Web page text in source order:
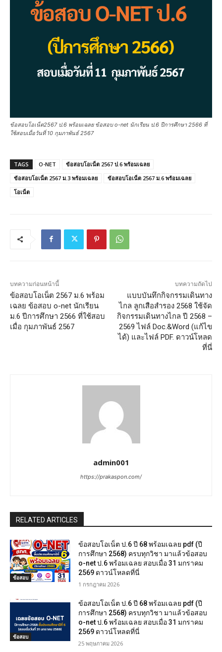
ข้อสอบโอเน็ต2567 ป.6 พร้อมเฉลย ข้อสอบ o-net นักเรียน ป.6 ปีการศึกษา 2566 ที่
ใช้สอบเมื่อวันที่ 10 กุมภาพันธ์ 2567
TAGS O-NET
ข้อสอบโอเน็ต 2567 ป.6 พร้อมเฉลย
ข้อสอบโอเน็ต 2567 ม.3 พร้อมเฉลย
ข้อสอบโอเน็ต 2567 ม.6 พร้อมเฉลย
โอเน็ต
บทความก่อนหน้านี้
ข้อสอบโอเน็ต 2567 ม.6 พร้อม
เฉลย ข้อสอบ o-net นักเรียน
ม.6 ปีการศึกษา 2566 ที่ใช้สอบ
เมื่อ กุมภาพันธ์ 2567
บทความถัดไป
แบบบันทึกกิจกรรมเดินทาง
ไกล ลูกเสือสำรอง 2568 ใช้จัด
กิจกรรมเดินทางไกล ปี 2568 –
2569 ไฟล์ Doc.&Word (แก้ไข
ได้) และไฟล์ PDF. ดาวน์โหลด
ที่นี่
admin001
https://prakaspon.com/
RELATED ARTICLES
ข้อสอบ
ข้อสอบโอเน็ต ป.6 ปี 68 พร้อมเฉลย pdf (ปี
การศึกษา 2568) ครบทุกวิชา มาแล้วข้อสอบ
o-net ป.6 พร้อมเฉลย สอบเมื่อ 31 มกราคม
2569 ดาวน์โหลดที่นี่
1 กรกฎาคม 2026
ข้อสอบ
ข้อสอบโอเน็ต ป.6 ปี 68 พร้อมเฉลย pdf (ปี
การศึกษา 2568) ครบทุกวิชา มาแล้วข้อสอบ
o-net ป.6 พร้อมเฉลย สอบเมื่อ 31 มกราคม
2569 ดาวน์โหลดที่นี่
25 พฤษภาคม 2026